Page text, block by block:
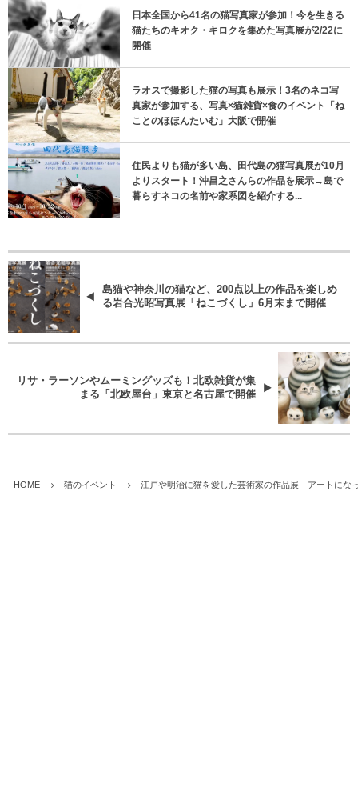
日本全国から41名の猫写真家が参加！今を生きる
猫たちのキオク・キロクを集めた写真展が2/22に
開催
ラオスで撮影した猫の写真も展示！3名のネコ写
真家が参加する、写真×猫雑貨×食のイベント「ね
ことのほほんたいむ」大阪で開催
住民よりも猫が多い島、田代島の猫写真展が10月
よりスタート！沖昌之さんらの作品を展示→島で
暮らすネコの名前や家系図を紹介する...
島猫や神奈川の猫など、200点以上の作品を楽しめ
る岩合光昭写真展「ねこづくし」6月末まで開催
リサ・ラーソンやムーミングッズも！北欧雑貨が集
まる「北欧屋台」東京と名古屋で開催
HOME 猫のイベント 江戸や明治に猫を愛した芸術家の作品展「アートにな